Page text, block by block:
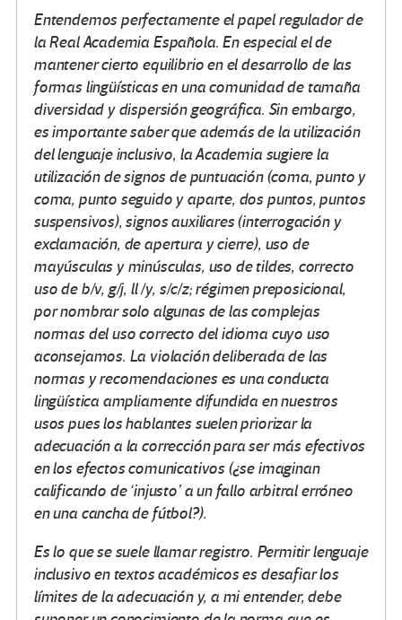
Entendemos perfectamente el papel regulador de
la Real Academia Española. En especial el de
mantener cierto equilibrio en el desarrollo de las
formas lingüísticas en una comunidad de tamaña
diversidad y dispersión geográfica. Sin embargo,
es importante saber que además de la utilización
del lenguaje inclusivo, la Academia sugiere la
utilización de signos de puntuación (coma, punto y
coma, punto seguido y aparte, dos puntos, puntos
suspensivos), signos auxiliares (interrogación y
exclamación, de apertura y cierre), uso de
mayúsculas y minúsculas, uso de tildes, correcto
uso de b/v, g/j, ll /y, s/c/z; régimen preposicional,
por nombrar solo algunas de las complejas
normas del uso correcto del idioma cuyo uso
aconsejamos. La violación deliberada de las
normas y recomendaciones es una conducta
lingüística ampliamente difundida en nuestros
usos pues los hablantes suelen priorizar la
adecuación a la corrección para ser más efectivos
en los efectos comunicativos (¿se imaginan
calificando de ‘injusto’ a un fallo arbitral erróneo
en una cancha de fútbol?).
Es lo que se suele llamar registro. Permitir lenguaje
inclusivo en textos académicos es desafiar los
límites de la adecuación y, a mi entender, debe